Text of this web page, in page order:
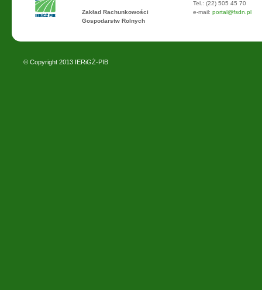
Zakład Rachunkowości
Gospodarstw Rolnych
Tel.: (22) 505 45 70
e-mail: portal@fsdn.pl
© Copyright 2013 IERiGŻ-PIB